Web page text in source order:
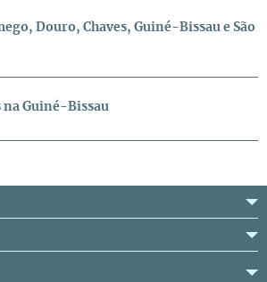
Douro, Chaves, Guiné-Bissau e São
na Guiné-Bissau